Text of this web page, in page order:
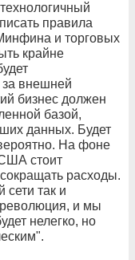
правила
и торговых
крайне
за внешней
бизнес должен
базой,
данных. Будет
На фоне
стоит
расходы.
так и
и мы
нелегко, но